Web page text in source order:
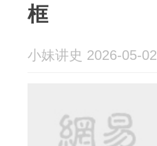
框
小妹讲史 2026-05-02